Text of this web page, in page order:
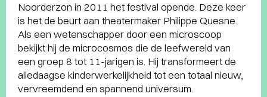
Noorderzon in 2011 het festival opende. Deze keer
is het de beurt aan theatermaker Philippe Quesne.
Als een wetenschapper door een microscoop
bekijkt hij de microcosmos die de leefwereld van
een groep 8 tot 11-jarigen is. Hij transformeert de
alledaagse kinderwerkelijkheid tot een totaal nieuw,
vervreemdend en spannend universum.